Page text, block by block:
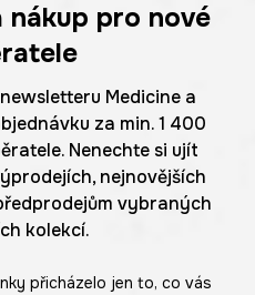
nákup pro nové
Medicine a
za min. 1 400
Nenechte si ujít
nejnovějších
vybraných
kolekcí.
přicházelo jen to, co vás